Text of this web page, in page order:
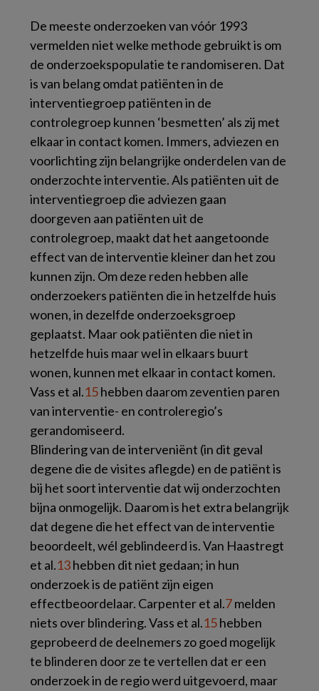
De meeste onderzoeken van vóór 1993
vermelden niet welke methode gebruikt is om
de onderzoekspopulatie te randomiseren. Dat
is van belang omdat patiënten in de
interventiegroep patiënten in de
controlegroep kunnen ‘besmetten’ als zij met
elkaar in contact komen. Immers, adviezen en
voorlichting zijn belangrijke onderdelen van de
onderzochte interventie. Als patiënten uit de
interventiegroep die adviezen gaan
doorgeven aan patiënten uit de
controlegroep, maakt dat het aangetoonde
effect van de interventie kleiner dan het zou
kunnen zijn. Om deze reden hebben alle
onderzoekers patiënten die in hetzelfde huis
wonen, in dezelfde onderzoeksgroep
geplaatst. Maar ook patiënten die niet in
hetzelfde huis maar wel in elkaars buurt
wonen, kunnen met elkaar in contact komen.
Vass et al.15hebben daarom zeventien paren
van interventie- en controleregio’s
gerandomiseerd.
Blindering van de interveniënt (in dit geval
degene die de visites aflegde) en de patiënt is
bij het soort interventie dat wij onderzochten
bijna onmogelijk. Daarom is het extra belangrijk
dat degene die het effect van de interventie
beoordeelt, wél geblindeerd is. Van Haastregt
et al.13hebben dit niet gedaan; in hun
onderzoek is de patiënt zijn eigen
effectbeoordelaar. Carpenter et al.7melden
niets over blindering. Vass et al.15hebben
geprobeerd de deelnemers zo goed mogelijk
te blinderen door ze te vertellen dat er een
onderzoek in de regio werd uitgevoerd, maar